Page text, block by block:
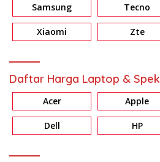
Samsung Tecno
Xiaomi Zte
Daftar Harga Laptop & Spek
Acer Apple
Dell HP